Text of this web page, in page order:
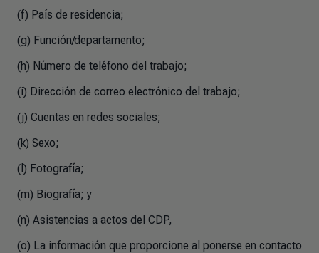
(f) País de residencia;
(g) Función/departamento;
(h) Número de teléfono del trabajo;
(i) Dirección de correo electrónico del trabajo;
(j) Cuentas en redes sociales;
(k) Sexo;
(l) Fotografía;
(m) Biografía; y
(n) Asistencias a actos del CDP,
(o) La información que proporcione al ponerse en contacto